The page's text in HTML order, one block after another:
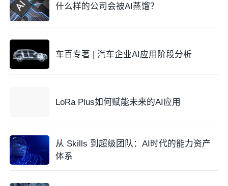
什么样的公司会被AI蒸馏？
车百专著 | 汽车企业AI应用阶段分析
LoRa Plus如何赋能未来的AI应用
从 Skills 到超级团队：AI时代的能力资产
体系